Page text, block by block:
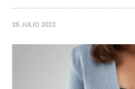
25 JULIO 2022